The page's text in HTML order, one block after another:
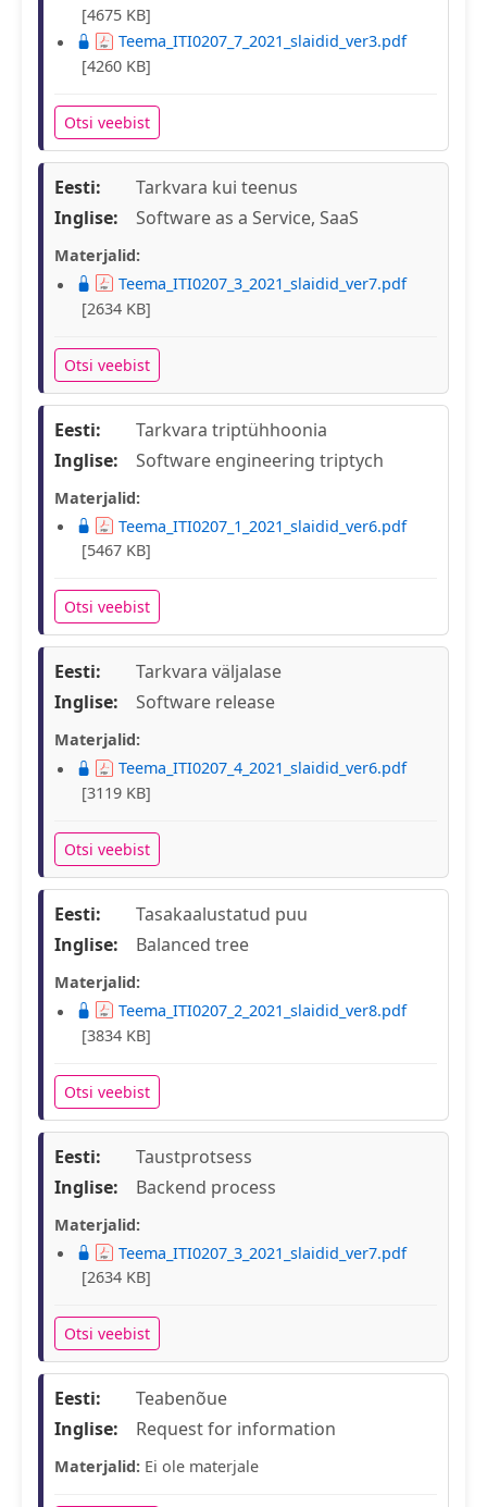
[4675 KB]
Teema_ITI0207_7_2021_slaidid_ver3.pdf
[4260 KB]
Otsi veebist
Eesti:
Tarkvara kui teenus
Inglise:
Software as a Service, SaaS
Materjalid:
Teema_ITI0207_3_2021_slaidid_ver7.pdf
[2634 KB]
Otsi veebist
Eesti:
Tarkvara triptühhoonia
Inglise:
Software engineering triptych
Materjalid:
Teema_ITI0207_1_2021_slaidid_ver6.pdf
[5467 KB]
Otsi veebist
Eesti:
Tarkvara väljalase
Inglise:
Software release
Materjalid:
Teema_ITI0207_4_2021_slaidid_ver6.pdf
[3119 KB]
Otsi veebist
Eesti:
Tasakaalustatud puu
Inglise:
Balanced tree
Materjalid:
Teema_ITI0207_2_2021_slaidid_ver8.pdf
[3834 KB]
Otsi veebist
Eesti:
Taustprotsess
Inglise:
Backend process
Materjalid:
Teema_ITI0207_3_2021_slaidid_ver7.pdf
[2634 KB]
Otsi veebist
Eesti:
Teabenõue
Inglise:
Request for information
Materjalid: Ei ole materjale